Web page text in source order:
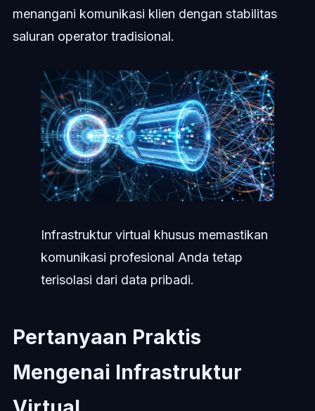
menangani komunikasi klien dengan stabilitas
saluran operator tradisional.
Infrastruktur virtual khusus memastikan
komunikasi profesional Anda tetap
terisolasi dari data pribadi.
Pertanyaan Praktis
Mengenai Infrastruktur